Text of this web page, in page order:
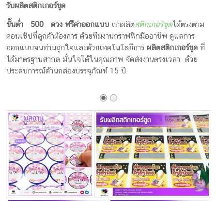
ฉลาก
ครบ
วงจร
ผลิต
ผลิต
กล่อง
รับ
ผลิต
กล่อง
ครีม
รับ
ผลิต
รับผลิตสติกเกอร์ขูด
ขั้นต่ำ 500 ดวงฟรีค่าออกแบบ เราผลิตสติกเกอร์ขูดได้ตรงตาม
คอนเซ็ปที่ลูกค้าต้องการ ด้วยทีมงานกราฟฟิกมืออาชีพ ดูแลการ
ออกแบบจนท่านถูกใจและด้วยเทคโนโลยีการผลิตสติกเกอร์ขูด ที่
ได้มาตรฐานสากล มั่นใจได้ในคุณภาพ จัดส่งงานตรงเวลา ด้วย
ประสบการณ์ด้านกล่องบรรจุภัณฑ์ 15 ปี